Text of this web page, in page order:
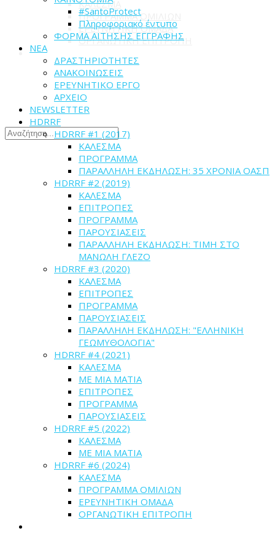
ΚΑΛΕΣΜΑ
ΠΡΟΓΡΑΜΜΑ ΟΜΙΛΙΩΝ
ΕΡΕΥΝΗΤΙΚΗ ΟΜΑΔΑ
ΟΡΓΑΝΩΤΙΚΗ ΕΠΙΤΡΟΠΗ
#SantoProtect
Πληροφοριακό έντυπο
ΦΟΡΜΑ ΑΙΤΗΣΗΣ ΕΓΓΡΑΦΗΣ
ΝΕΑ
ΔΡΑΣΤΗΡΙΟΤΗΤΕΣ
ΑΝΑΚΟΙΝΩΣΕΙΣ
ΕΡΕΥΝΗΤΙΚΟ ΕΡΓΟ
ΑΡΧΕΙΟ
NEWSLETTER
HDRRF
HDRRF #1 (2017)
ΚΑΛΕΣΜΑ
ΠΡΟΓΡΑΜΜΑ
ΠΑΡΑΛΛΗΛΗ ΕΚΔΗΛΩΣΗ: 35 ΧΡΟΝΙΑ ΟΑΣΠ
HDRRF #2 (2019)
ΚΑΛΕΣΜΑ
ΕΠΙΤΡΟΠΕΣ
ΠΡΟΓΡΑΜΜΑ
ΠΑΡΟΥΣΙΑΣΕΙΣ
ΠΑΡΑΛΛΗΛΗ ΕΚΔΗΛΩΣΗ: ΤΙΜΗ ΣΤΟ
ΜΑΝΩΛΗ ΓΛΕΖΟ
HDRRF #3 (2020)
ΚΑΛΕΣΜΑ
ΕΠΙΤΡΟΠΕΣ
ΠΡΟΓΡΑΜΜΑ
ΠΑΡΟΥΣΙΑΣΕΙΣ
ΠΑΡΑΛΛΗΛΗ ΕΚΔΗΛΩΣΗ: "ΕΛΛΗΝΙΚΗ
ΓΕΩΜΥΘΟΛΟΓΙΑ"
HDRRF #4 (2021)
ΚΑΛΕΣΜΑ
ME MIA MATIA
ΕΠΙΤΡΟΠΕΣ
ΠΡΟΓΡΑΜΜΑ
ΠΑΡΟΥΣΙΑΣΕΙΣ
HDRRF #5 (2022)
ΚΑΛΕΣΜΑ
ME MIA MATIA
HDRRF #6 (2024)
ΚΑΛΕΣΜΑ
ΠΡΟΓΡΑΜΜΑ ΟΜΙΛΙΩΝ
ΕΡΕΥΝΗΤΙΚΗ ΟΜΑΔΑ
ΟΡΓΑΝΩΤΙΚΗ ΕΠΙΤΡΟΠΗ